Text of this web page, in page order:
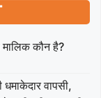
कौन है?
वापसी,